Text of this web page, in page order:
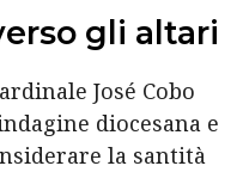
gli altari
José Cobo
diocesana e
la santità